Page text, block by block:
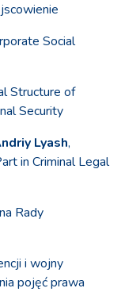
Social
Structure of
Security
Lyash,
in Criminal Legal
Rady
i wojny
pojęć prawa